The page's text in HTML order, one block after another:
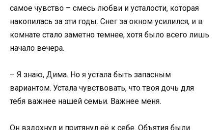
самое чувство – смесь любви и усталости, которая
накопилась за эти годы. Снег за окном усилился, и в
комнате стало заметно темнее, хотя было всего лишь
начало вечера.
– Я знаю, Дима. Но я устала быть запасным
вариантом. Устала чувствовать, что твоя дочь для
тебя важнее нашей семьи. Важнее меня.
Он вздохнул и притянул её к себе. Объятия были